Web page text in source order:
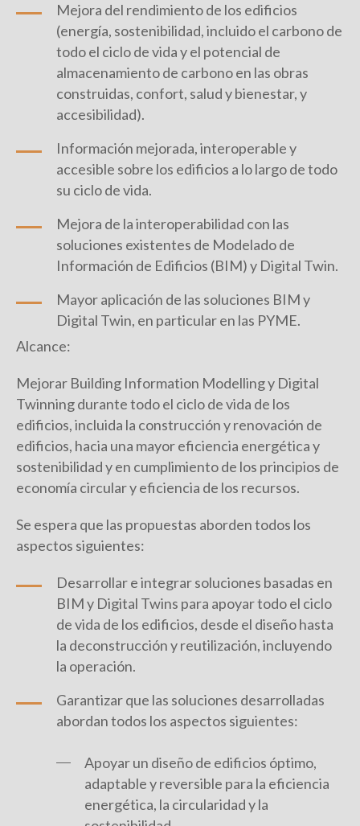
Mejora del rendimiento de los edificios
(energía, sostenibilidad, incluido el carbono de
todo el ciclo de vida y el potencial de
almacenamiento de carbono en las obras
construidas, confort, salud y bienestar, y
accesibilidad).
Información mejorada, interoperable y
accesible sobre los edificios a lo largo de todo
su ciclo de vida.
Mejora de la interoperabilidad con las
soluciones existentes de Modelado de
Información de Edificios (BIM) y Digital Twin.
Mayor aplicación de las soluciones BIM y
Digital Twin, en particular en las PYME.
Alcance:
Mejorar Building Information Modelling y Digital
Twinning durante todo el ciclo de vida de los
edificios, incluida la construcción y renovación de
edificios, hacia una mayor eficiencia energética y
sostenibilidad y en cumplimiento de los principios de
economía circular y eficiencia de los recursos.
Se espera que las propuestas aborden todos los
aspectos siguientes:
Desarrollar e integrar soluciones basadas en
BIM y Digital Twins para apoyar todo el ciclo
de vida de los edificios, desde el diseño hasta
la deconstrucción y reutilización, incluyendo
la operación.
Garantizar que las soluciones desarrolladas
abordan todos los aspectos siguientes:
Apoyar un diseño de edificios óptimo,
adaptable y reversible para la eficiencia
energética, la circularidad y la